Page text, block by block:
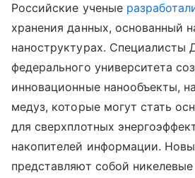
Российские ученые
хранения данных, основанный
наноструктурах. Специалисты
федерального университета
инновационные нанообъекты,
медуз, которые могут стать
для сверхплотных
накопителей информации.
представляют собой